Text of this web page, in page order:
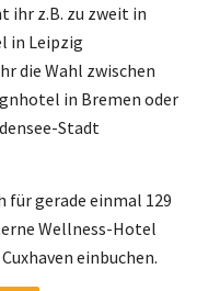
ihr z.B. zu zweit in
in Leipzig
die Wahl zwischen
in Bremen oder
Stadt
für gerade einmal 129
Wellness-Hotel
einbuchen.